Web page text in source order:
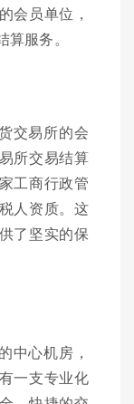
会员单位，
服务。
交易所的会
所交易结算
工商行政管
人资质。这
了坚实的保
中心机房，
一支专业化